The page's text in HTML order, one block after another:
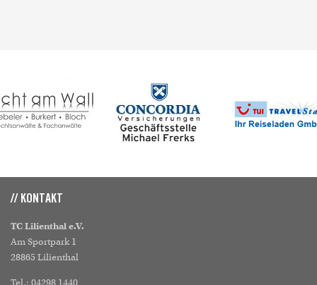
// KONTAKT
TC Lilienthal e.V.
Am Sportpark 1
28865 Lilienthal